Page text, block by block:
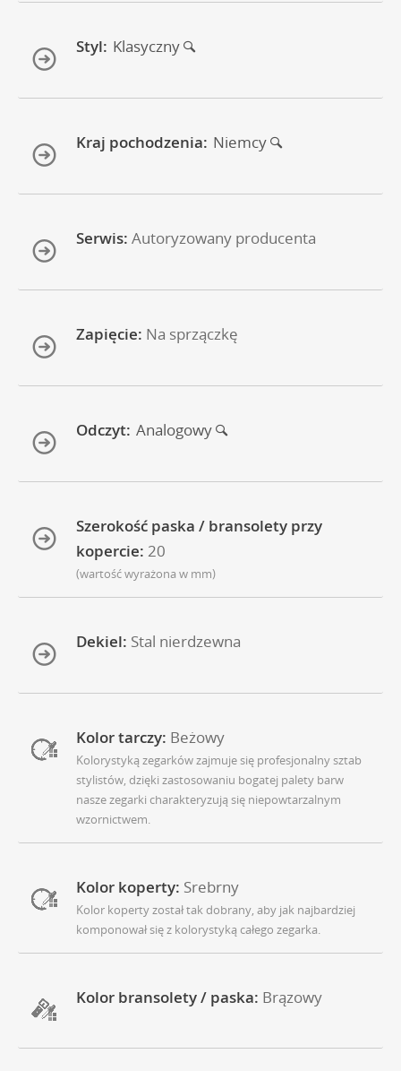
Styl: Klasyczny
Kraj pochodzenia: Niemcy
Serwis: Autoryzowany producenta
Zapięcie: Na sprzączkę
Odczyt: Analogowy
Szerokość paska / bransolety przy
kopercie: 20
(wartość wyrażona w mm)
Dekiel: Stal nierdzewna
Kolor tarczy: Beżowy
Kolorystyką zegarków zajmuje się profesjonalny sztab
stylistów, dzięki zastosowaniu bogatej palety barw
nasze zegarki charakteryzują się niepowtarzalnym
wzornictwem.
Kolor koperty: Srebrny
Kolor koperty został tak dobrany, aby jak najbardziej
komponował się z kolorystyką całego zegarka.
Kolor bransolety / paska: Brązowy